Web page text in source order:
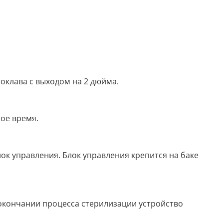
с выходом на 2 дюйма.
время.
управления. Блок управления крепится на баке
процесса стерилизации устройство